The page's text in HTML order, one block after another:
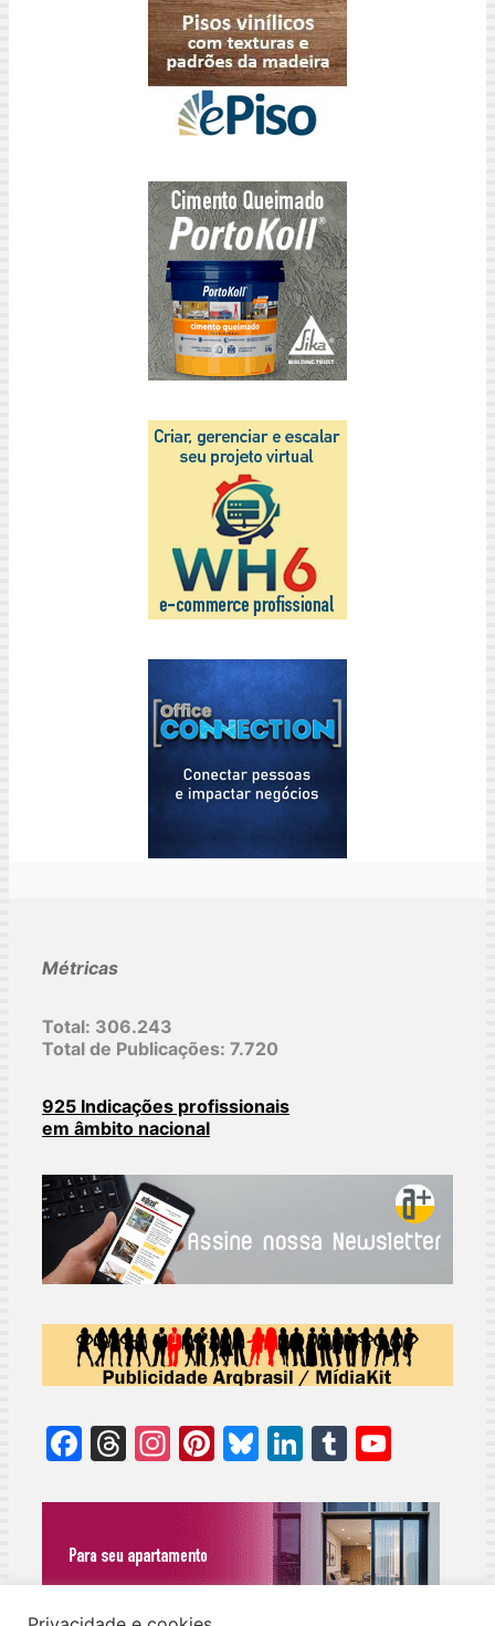
Métricas
Total: 306.243
Total de Publicações: 7.720
925 Indicações profissionais
em âmbito nacional
Facebook
Threads
Instagram
Pinterest
Bluesky
LinkedIn
Tumblr